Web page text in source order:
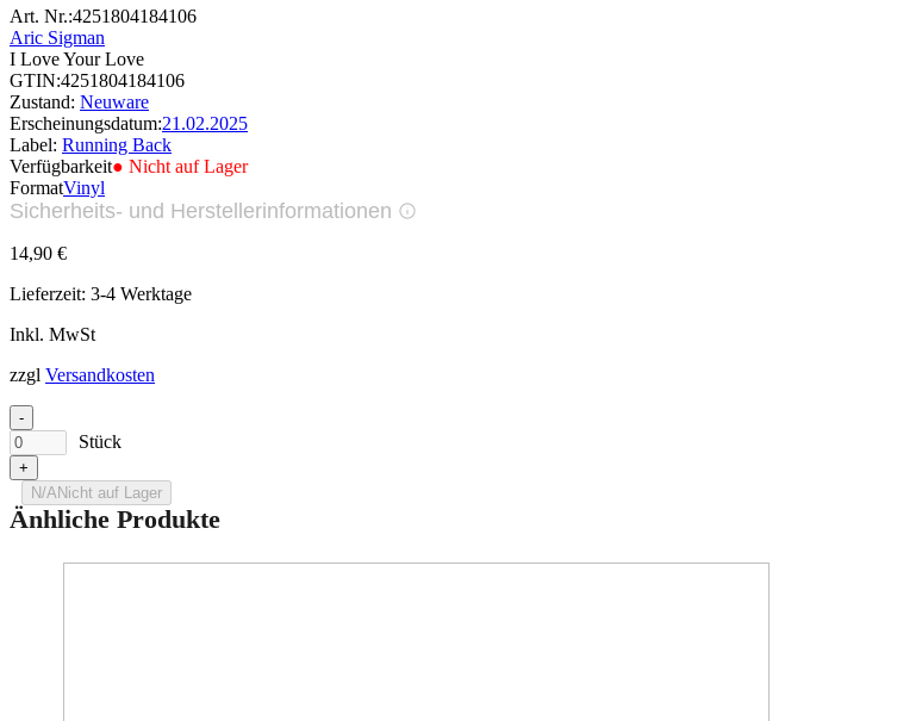
Art. Nr.:4251804184106
Aric Sigman
I Love Your Love
GTIN:4251804184106
Zustand: Neuware
Erscheinungsdatum:21.02.2025
Label: Running Back
Verfügbarkeit● Nicht auf Lager
FormatVinyl
Sicherheits- und Herstellerinformationen
14,90 €
Lieferzeit: 3-4 Werktage
Inkl. MwSt
zzgl Versandkosten
-
Stück
+
N/ANicht auf Lager
Änhliche Produkte